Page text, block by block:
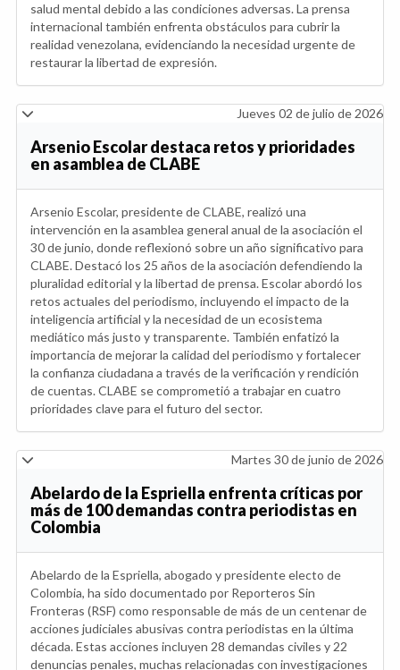
salud mental debido a las condiciones adversas. La prensa
internacional también enfrenta obstáculos para cubrir la
realidad venezolana, evidenciando la necesidad urgente de
restaurar la libertad de expresión.
Jueves 02 de julio de 2026
Arsenio Escolar destaca retos y prioridades
en asamblea de CLABE
Arsenio Escolar, presidente de CLABE, realizó una
intervención en la asamblea general anual de la asociación el
30 de junio, donde reflexionó sobre un año significativo para
CLABE. Destacó los 25 años de la asociación defendiendo la
pluralidad editorial y la libertad de prensa. Escolar abordó los
retos actuales del periodismo, incluyendo el impacto de la
inteligencia artificial y la necesidad de un ecosistema
mediático más justo y transparente. También enfatizó la
importancia de mejorar la calidad del periodismo y fortalecer
la confianza ciudadana a través de la verificación y rendición
de cuentas. CLABE se comprometió a trabajar en cuatro
prioridades clave para el futuro del sector.
Martes 30 de junio de 2026
Abelardo de la Espriella enfrenta críticas por
más de 100 demandas contra periodistas en
Colombia
Abelardo de la Espriella, abogado y presidente electo de
Colombia, ha sido documentado por Reporteros Sin
Fronteras (RSF) como responsable de más de un centenar de
acciones judiciales abusivas contra periodistas en la última
década. Estas acciones incluyen 28 demandas civiles y 22
denuncias penales, muchas relacionadas con investigaciones